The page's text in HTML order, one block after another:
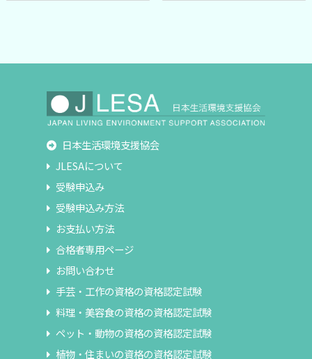
日本生活環境支援協会
JLESAについて
受験申込み
受験申込み方法
お支払い方法
合格者専用ページ
お問い合わせ
手芸・工作の資格の資格認定試験
料理・美容食の資格の資格認定試験
ペット・動物の資格の資格認定試験
植物・住まいの資格の資格認定試験